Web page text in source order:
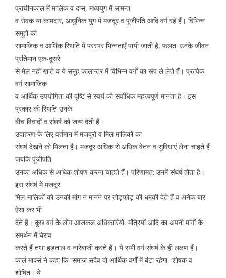
प्राचीनकाल में मालिक व दास, मध्ययुग में सामन्त
व सेवक या कामदार, आधुनिक युग में मजदूर व पूंजीपति आदि वर्ग रहे हैं। विभिन्न
समूहों की
सामाजिक व आर्थिक स्थिति में परस्पर भिन्नताएँ पायी जाती है, फलत: उनके जीवन
प्रतिमान एक-दूसरे
से मेल नहीं खाते व ये समूह कालान्तर में विभिन्न वर्गों का रूप ले लेते हैं। प्रत्येक
वर्ग सामाजिक
व आर्थिक उपयोगिता की दृष्टि से स्वयं को सर्वाधिक महत्त्वपूर्ण मानता है। इस
प्रकार की स्थिति उनके
बीच विवादों व संघर्ष को जन्म देती है।
उदाहरण के लिए वर्तमान में मजदूरों व मिल मालिकों का
संघर्ष देखने को मिलता है। मजदूर अधिक से अधिक वेतन व सुविधाएं लेना चाहते हैं
जबकि पूंजीपति
उनका अधिक से अधिक शोषण करना चाहते हैं। परिणामत: उनमें संघर्ष होता है।
इस संघर्ष में मजदूर
मिल-मालिकों को उनकी मांग न मानने पर तोड़फोड़ की धमकी देते हैं व अनेक बार
ऐसा कर भी
देते हैं। कुछ वर्ग के लोग आजकल अधिकारियों, मंत्रियों आदि का अपनी मांगों के
समर्थन में घेराव
करते हैं तथा हड़ताल व नारेबाजी करते हैं। ये सभी वर्ग संघर्ष के ही लक्षण हैं।
कार्ल मार्क्स ने कहा कि ‘‘समाज सदैव दो आर्थिक वर्गों में बंटा रहेगा- शोषक व
शोषित। ये